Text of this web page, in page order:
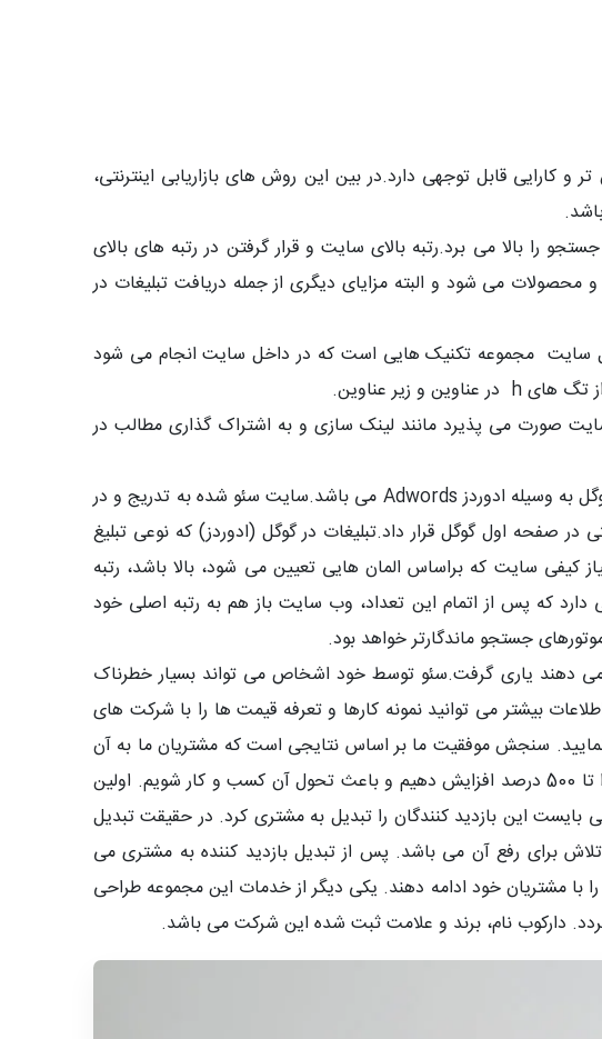
کارایی قابل توجهی دارد.در بین این روش های بازاریابی اینترنتی،
را بالا می برد.رتبه بالای سایت و قرار گرفتن در رتبه های بالای
می شود و البته مزایای دیگری از جمله دریافت تبلیغات در
سایت مجموعه تکنیک هایی است که در داخل سایت انجام می شود
صورت می پذیرد مانند لینک سازی و به اشتراک گذاری مطالب در
افزایش رنکینگ در گوگل عموما به دو روش انجام می شود که یکی از آنها تمرکز بر روی سئو و دیگری تبلیغات در گوگل به وسیله ادوردز Adwords می باشد.سایت سئو شده به تدریج و در
صفحه اول گوگل قرار داد.تبلیغات در گوگل (ادوردز) که نوعی تبلیغ
سایت که براساس المان هایی تعیین می شود، بالا باشد، رتبه
که پس از اتمام این تعداد، وب سایت باز هم به رتبه اصلی خود
جستجو ماندگارتر خواهد بود.
دهند یاری گرفت.سئو توسط خود اشخاص می تواند بسیار خطرناک
بیشتر می توانید نمونه کارها و تعرفه قیمت ها را با شرکت های
نمایید. سنجش موفقیت ما بر اساس نتایجی است که مشتریان ما به آن
دست یافته اند. با استفاده از استراتژی های درست و اصولی بازاریابی اینترنتی توانسته ایم فروش مشتری خود را تا 500 درصد افزایش دهیم و باعث تحول آن کسب و کار شویم. اولین
این بازدید کنندگان را تبدیل به مشتری کرد. در حقیقت تبدیل
برای رفع آن می باشد. پس از تبدیل بازدید کننده به مشتری می
با مشتریان خود ادامه دهند. یکی دیگر از خدمات این مجموعه طراحی